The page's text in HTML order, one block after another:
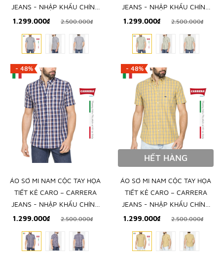
JEANS - NHẬP KHẨU CHÍNH
NGẠCH TỪ Ý
1.299.000₫ 2.500.000₫
JEANS - NHẬP KHẨU CHÍNH
NGẠCH TỪ Ý
1.299.000₫ 2.500.000₫
- 48%
ÁO SƠ MI NAM CỘC TAY HỌA
TIẾT KẺ CARO – CARRERA
JEANS - NHẬP KHẨU CHÍNH
NGẠCH TỪ Ý
1.299.000₫ 2.500.000₫
- 48%
HẾT HÀNG
ÁO SƠ MI NAM CỘC TAY HỌA
TIẾT KẺ CARO – CARRERA
JEANS - NHẬP KHẨU CHÍNH
NGẠCH TỪ Ý
1.299.000₫ 2.500.000₫